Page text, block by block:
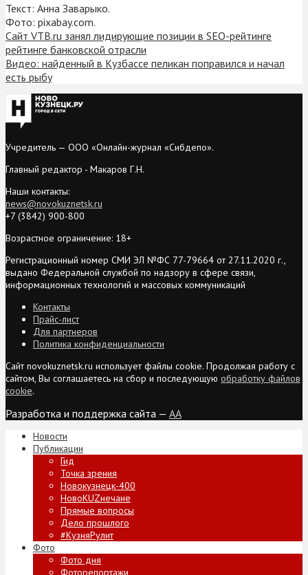
Текст: Анна Заварыко.
Фото: pixabay.com.
Сайт VTB.ru занял лидирующие позиции в SEO-рейтинге
рейтинге банковской отрасли
Видео: найденный в Кузбассе пеликан поправился и начал
есть рыбу
Учредитель — ООО «Онлайн-журнал «Сибдепо».
Главный редактор - Макаров Г.Н.
Наши контакты:
news@novokuznetsk.ru
+7 (3842) 900-800
Возрастное ограничение: 18+
Регистрационный номер СМИ ЭЛ №ФС 77-79664 от 27.11.2020 г.,
выдано Федеральной службой по надзору в сфере связи,
информационных технологий и массовых коммуникаций
Контакты
Прайс-лист
Для партнеров
Политика конфиденциальности
Сайт novokuznetsk.ru использует файлы cookie. Продолжая работу с
сайтом, Вы соглашаетесь на сбор и последующую обработку файлов
cookie.
Разработка и поддержка сайта — AA
Новости
Публикации
Гид
Точка зрения
Новокузнецк-400
НовоKUZнечане
Прямые вопросы
Дело прошлого
#КузняРулит
Фото
Фото дня
Фоторепортажи